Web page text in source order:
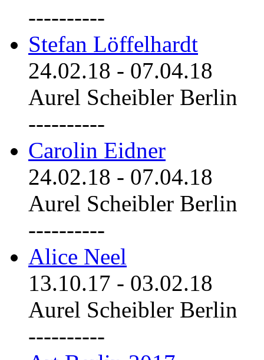
----------
Stefan Löffelhardt
24.02.18 - 07.04.18
Aurel Scheibler Berlin
----------
Carolin Eidner
24.02.18 - 07.04.18
Aurel Scheibler Berlin
----------
Alice Neel
13.10.17 - 03.02.18
Aurel Scheibler Berlin
----------